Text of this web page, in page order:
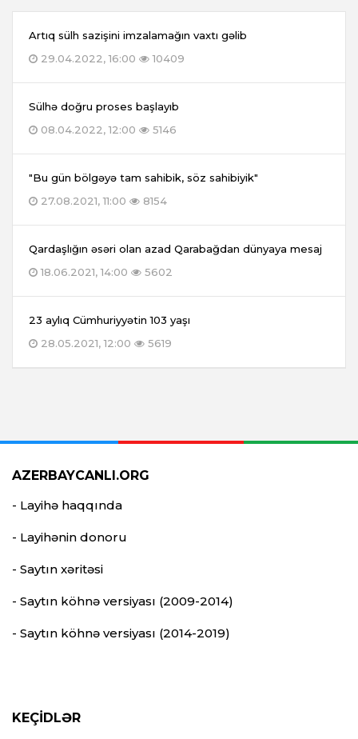
Artıq sülh sazişini imzalamağın vaxtı gəlib
29.04.2022, 16:00
10409
Sülhə doğru proses başlayıb
08.04.2022, 12:00
5146
"Bu gün bölgəyə tam sahibik, söz sahibiyik"
27.08.2021, 11:00
8154
Qardaşlığın əsəri olan azad Qarabağdan dünyaya mesaj
18.06.2021, 14:00
5602
23 aylıq Cümhuriyyətin 103 yaşı
28.05.2021, 12:00
5619
AZERBAYCANLI.ORG
- Layihə haqqında
- Layihənin donoru
- Saytın xəritəsi
- Saytın köhnə versiyası (2009-2014)
- Saytın köhnə versiyası (2014-2019)
KEÇİDLƏR